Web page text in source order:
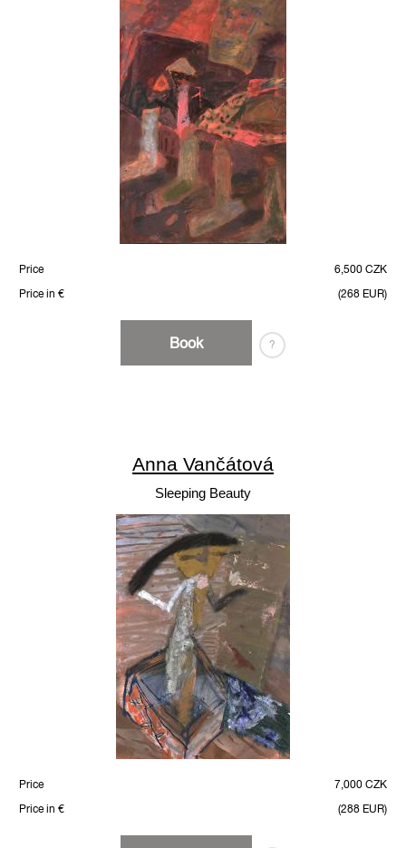
Price
6,500 CZK
Price in €
(268 EUR)
Book ?
Anna Vančátová
Sleeping Beauty
Price
7,000 CZK
Price in €
(288 EUR)